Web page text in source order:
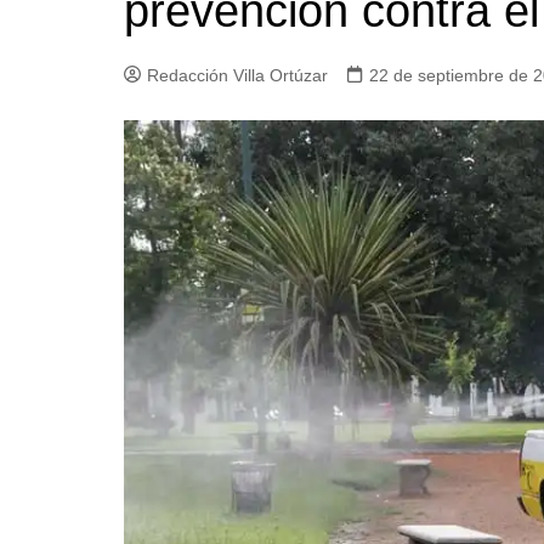
prevención contra
Redacción Villa Ortúzar 22 de septiembre de